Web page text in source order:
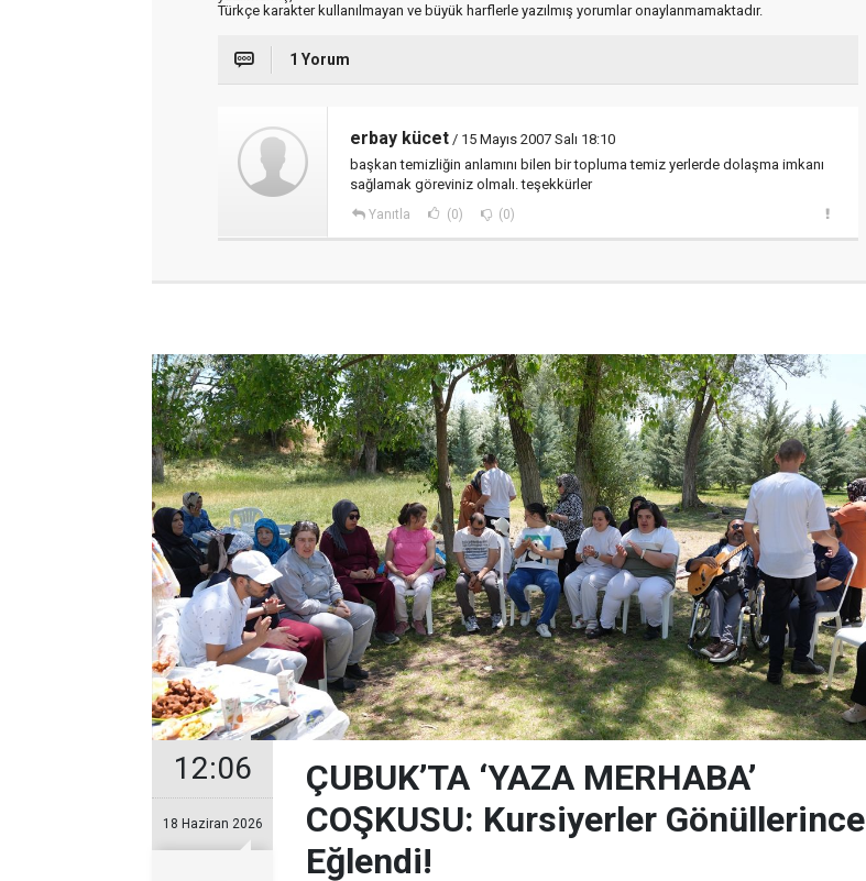
Türkçe karakter kullanılmayan ve büyük harflerle yazılmış yorumlar onaylanmamaktadır.
1 Yorum
erbay kücet / 15 Mayıs 2007 Salı 18:10
başkan temizliğin anlamını bilen bir topluma temiz yerlerde dolaşma imkanı
sağlamak göreviniz olmalı. teşekkürler
Yanıtla (0) (0)
12:06
18 Haziran 2026
ÇUBUK’TA ‘YAZA MERHABA’
COŞKUSU: Kursiyerler Gönüllerince
Eğlendi!